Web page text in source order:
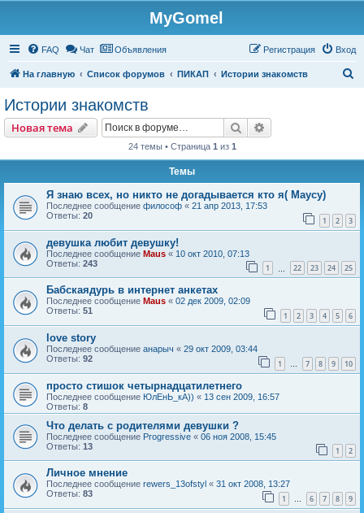
MyGomel
FAQ Чат Объявления Вход
Регистрация
На главную Список форумов ПИКАП Истории знакомств
Истории знакомств
Новая тема
Новаятема Поиск
24 темы • Страница 1 из 1
Темы
Я знаю всех, но никто не догадывается кто я( Маусу)
Последнее сообщение философ « 21 апр 2013, 17:53
Ответы: 20 1 2 3
девушка любит девушку!
Последнее сообщение Maus « 10 окт 2010, 07:13
Ответы: 243 1 22 23 24 25
Бабскаядурь в интернет анкетах
Последнее сообщение Maus « 02 дек 2009, 02:09
Ответы: 51 1 2 3 4 5 6
love story
Последнее сообщение анарыч « 29 окт 2009, 03:44
Ответы: 92 1 … 7 8 9 10
просто стишок четырнадцатилетнего
Последнее сообщение ЮлЕнЬ_кА)) « 13 сен 2009, 16:57
Ответы: 8
Что делать с родителями девушки ?
Последнее сообщение Progressive « 06 ноя 2008, 15:45
Ответы: 13 1 2
Личное мнение
Последнее сообщение rewers_13ofstyl « 31 окт 2008, 13:27
Ответы: 83 1 … 6 7 8 9